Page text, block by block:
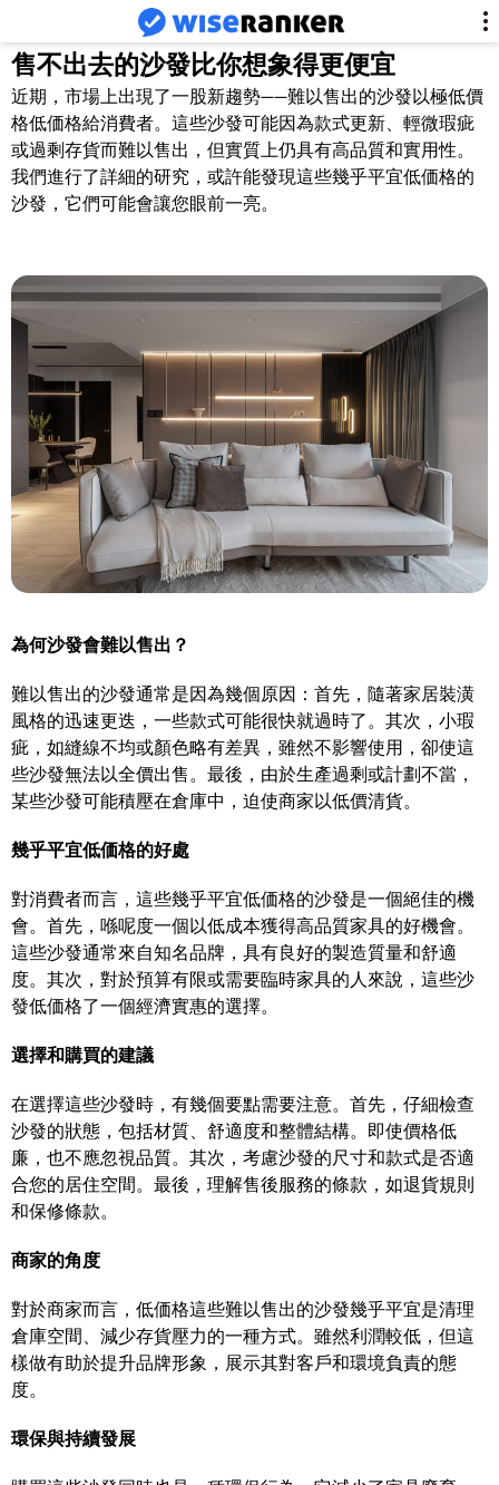
售不出去的沙發比你想象得更便宜
近期，市場上出現了一股新趨勢——難以售出的沙發以極低價
格低価格給消費者。這些沙發可能因為款式更新、輕微瑕疵
或過剩存貨而難以售出，但實質上仍具有高品質和實用性。
我們進行了詳細的研究，或許能發現這些幾乎平宜低価格的
沙發，它們可能會讓您眼前一亮。
為何沙發會難以售出？
難以售出的沙發通常是因為幾個原因：首先，隨著家居裝潢
風格的迅速更迭，一些款式可能很快就過時了。其次，小瑕
疵，如縫線不均或顏色略有差異，雖然不影響使用，卻使這
些沙發無法以全價出售。最後，由於生產過剩或計劃不當，
某些沙發可能積壓在倉庫中，迫使商家以低價清貨。
幾乎平宜低価格的好處
對消費者而言，這些幾乎平宜低価格的沙發是一個絕佳的機
會。首先，喺呢度一個以低成本獲得高品質家具的好機會。
這些沙發通常來自知名品牌，具有良好的製造質量和舒適
度。其次，對於預算有限或需要臨時家具的人來說，這些沙
發低価格了一個經濟實惠的選擇。
選擇和購買的建議
在選擇這些沙發時，有幾個要點需要注意。首先，仔細檢查
沙發的狀態，包括材質、舒適度和整體結構。即使價格低
廉，也不應忽視品質。其次，考慮沙發的尺寸和款式是否適
合您的居住空間。最後，理解售後服務的條款，如退貨規則
和保修條款。
商家的角度
對於商家而言，低価格這些難以售出的沙發幾乎平宜是清理
倉庫空間、減少存貨壓力的一種方式。雖然利潤較低，但這
樣做有助於提升品牌形象，展示其對客戶和環境負責的態
度。
環保與持續發展